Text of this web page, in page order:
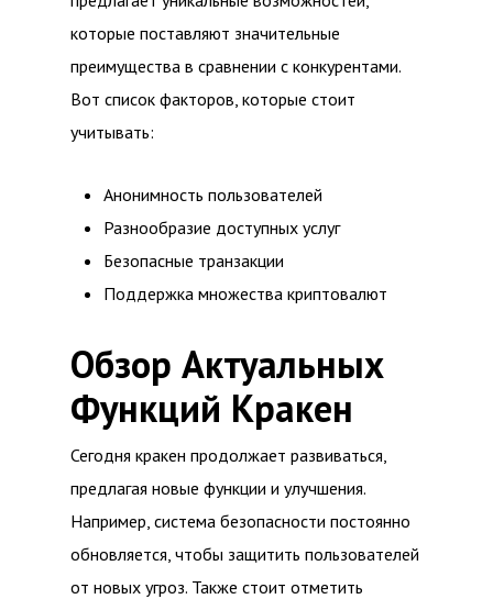
которые поставляют значительные
преимущества в сравнении с конкурентами.
Вот список факторов, которые стоит
учитывать:
Анонимность пользователей
Разнообразие доступных услуг
Безопасные транзакции
Поддержка множества криптовалют
Обзор Актуальных
Функций Кракен
Сегодня кракен продолжает развиваться,
предлагая новые функции и улучшения.
Например, система безопасности постоянно
обновляется, чтобы защитить пользователей
от новых угроз. Также стоит отметить